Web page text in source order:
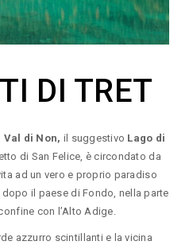
DI TRET
Val di Non, il suggestivo Lago di
di San Felice, è circondato da
ad un vero e proprio paradiso
il paese di Fondo, nella parte
con l’Alto Adige.
azzurro scintillanti e la vicina